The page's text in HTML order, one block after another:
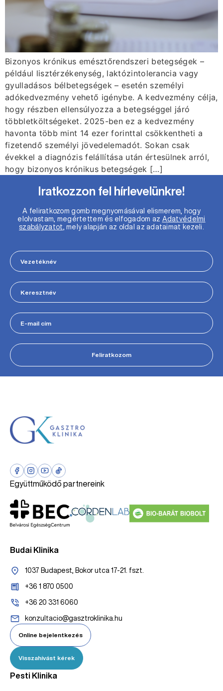
Bizonyos krónikus emésztőrendszeri betegségek –
például lisztérzékenység, laktózintolerancia vagy
gyulladásos bélbetegségek – esetén személyi
adókedvezmény vehető igénybe. A kedvezmény célja,
hogy részben ellensúlyozza a betegséggel járó
többletköltségeket. 2025-ben ez a kedvezmény
havonta több mint 14 ezer forinttal csökkentheti a
fizetendő személyi jövedelemadót. Sokan csak
évekkel a diagnózis felállítása után értesülnek arról,
hogy bizonyos krónikus betegségek […]
Iratkozzon fel hírlevelünkre!
A feliratkozom gomb megnyomásával elismerem, hogy
elolvastam, megértettem és elfogadom az Adatvédelmi
szabályzatot , mely alapján az oldal az adataimat kezeli.
Feliratkozom
Együttműködő partnereink
Budai Klinika
1037 Budapest, Bokor utca 17-21. fszt.
+36 1 870 0500
+36 20 331 6060
konzultacio@gasztroklinika.hu
Online bejelentkezés
Visszahívást kérek
Pesti Klinika